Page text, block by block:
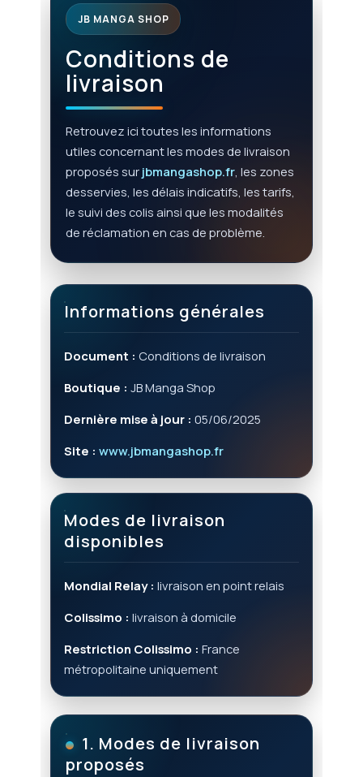
JB MANGA SHOP
Conditions de
livraison
Retrouvez ici toutes les informations
utiles concernant les modes de livraison
proposés sur jbmangashop.fr, les zones
desservies, les délais indicatifs, les tarifs,
le suivi des colis ainsi que les modalités
de réclamation en cas de problème.
Informations générales
Document : Conditions de livraison
Boutique : JB Manga Shop
Dernière mise à jour : 05/06/2025
Site : www.jbmangashop.fr
Modes de livraison
disponibles
Mondial Relay : livraison en point relais
Colissimo : livraison à domicile
Restriction Colissimo : France
métropolitaine uniquement
1. Modes de livraison
proposés